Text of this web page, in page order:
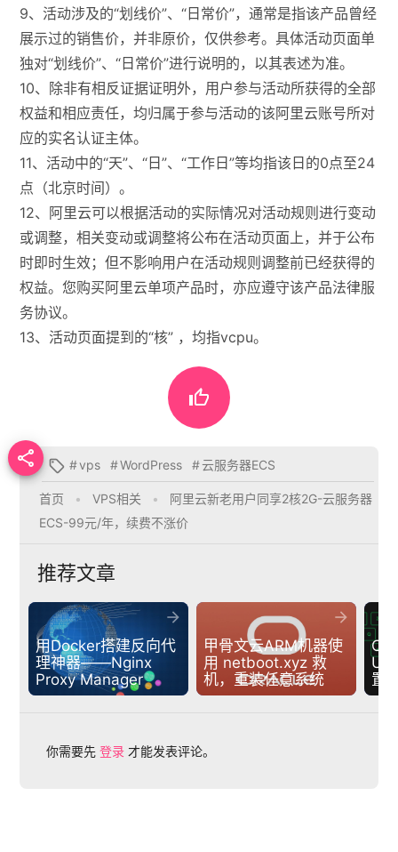
9、活动涉及的“划线价”、“日常价”，通常是指该产品曾经
展示过的销售价，并非原价，仅供参考。具体活动页面单
独对“划线价”、“日常价”进行说明的，以其表述为准。
10、除非有相反证据证明外，用户参与活动所获得的全部
权益和相应责任，均归属于参与活动的该阿里云账号所对
应的实名认证主体。
11、活动中的“天”、“日”、“工作日”等均指该日的0点至24
点（北京时间）。
12、阿里云可以根据活动的实际情况对活动规则进行变动
或调整，相关变动或调整将公布在活动页面上，并于公布
时即时生效；但不影响用户在活动规则调整前已经获得的
权益。您购买阿里云单项产品时，亦应遵守该产品法律服
务协议。
13、活动页面提到的“核” ，均指vcpu。

  #vps #WordPress #云服务器ECS
首页 • VPS相关 •
阿里云新老用户同享2核2G-云服务器
ECS-99元/年，续费不涨价
推荐文章
用Docker搭建反向代
理神器——Nginx
Proxy Manager

甲骨文云ARM机器使
用 netboot.xyz 救
机，重装任意系统

置
你需要先登录 才能发表评论。